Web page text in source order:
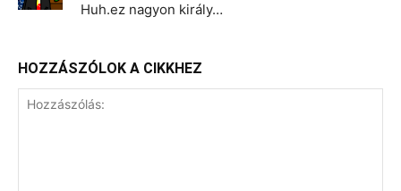
Huh.ez nagyon király…
HOZZÁSZÓLOK A CIKKHEZ